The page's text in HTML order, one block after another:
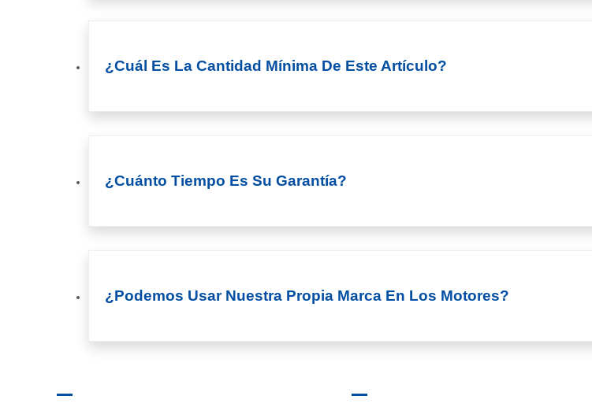
¿Cuál Es La Cantidad Mínima De Este Artículo?
¿Cuánto Tiempo Es Su Garantía?
¿Podemos Usar Nuestra Propia Marca En Los Motores?